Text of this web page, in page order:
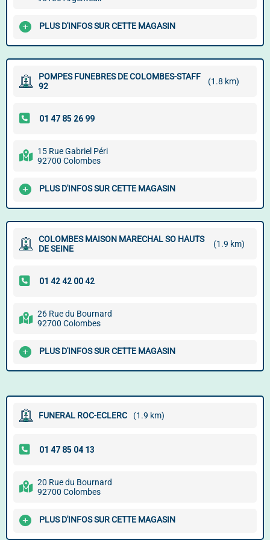
PLUS D'INFOS SUR CETTE MAGASIN
POMPES FUNEBRES DE COLOMBES-STAFF
92
(1.8 km)
15 Rue Gabriel Péri
92700 Colombes
PLUS D'INFOS SUR CETTE MAGASIN
COLOMBES MAISON MARECHAL SO HAUTS
DE SEINE
(1.9 km)
26 Rue du Bournard
92700 Colombes
PLUS D'INFOS SUR CETTE MAGASIN
FUNERAL ROC-ECLERC (1.9 km)
20 Rue du Bournard
92700 Colombes
PLUS D'INFOS SUR CETTE MAGASIN